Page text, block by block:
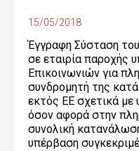
15/05/2018
Έγγραφη Σύσταση
σε εταιρία παροχής
Επικοινωνιών για
συνδρομητή της
εκτός ΕΕ σχετικά με
όσον αφορά στην
συνολική
υπέρβαση